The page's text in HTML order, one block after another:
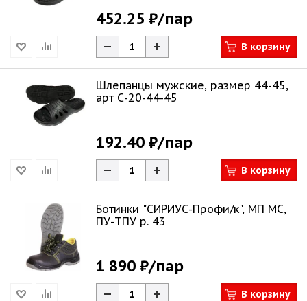
452.25 ₽/пар
В корзину
Шлепанцы мужские, размер 44-45,
арт С-20-44-45
192.40 ₽/пар
В корзину
Ботинки "СИРИУС-Профи/к", МП МС,
ПУ-ТПУ р. 43
1 890 ₽/пар
В корзину